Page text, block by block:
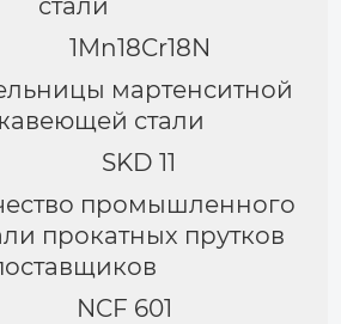
стали
1Mn18Cr18N
мартенситной
стали
SKD 11
промышленного
прокатных прутков
NCF 601